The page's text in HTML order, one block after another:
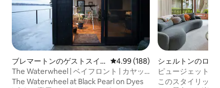
ブレマートンのゲストスイ
ート
レビュー188件、5つ星中4.99つ
4.99 (188)
The Waterwheel | ベイフロント | カヤッ
ク＋ピックルボール
The Waterwheel at Black Pearl on Dyes
シェルトンのログ
ピュージェット・
やしのハウス
このスタイリッシ